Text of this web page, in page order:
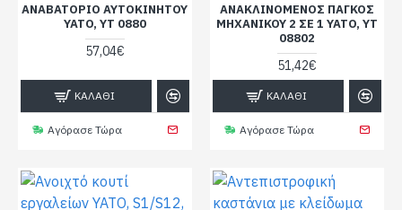
ΑΝΑΒΑΤΌΡΙΟ ΑΥΤΟΚΙΝΉΤΟΥ
YATO, YT 0880
57,04€
ΚΑΛΆΘΙ
Αγόρασε Τώρα
ΑΝΑΚΛΙΝΌΜΕΝΟΣ ΠΆΓΚΟΣ
ΜΗΧΑΝΙΚΟΎ 2 ΣΕ 1 YATO, YT
08802
51,42€
ΚΑΛΆΘΙ
Αγόρασε Τώρα